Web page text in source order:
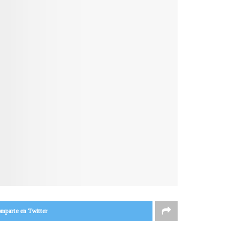
en Twitter